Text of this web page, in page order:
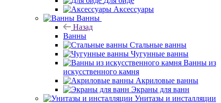
Аксессуары
Ванны
Назад
Ванны
Стальные ванны
Чугунные ванны
Ванны из
искусственного камня
Акриловые ванны
Экраны для ванн
Унитазы и инсталляции